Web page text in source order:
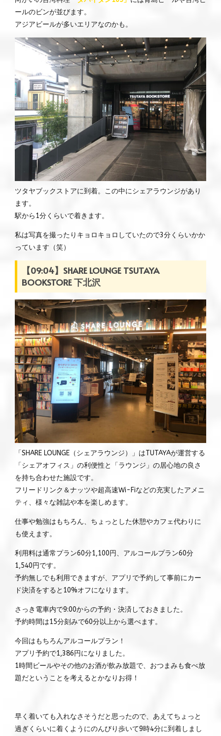
ールのビンが並びます。
アジアビールが多いエリアなのかも。
ツタヤブックストアに到着。この中にシェアラウンジがあり
ます。
駅から1分くらいで着きます。
私は写真を撮ったりキョロキョロしていたので3分くらいかか
っています（笑）
【09:04】SHARE LOUNGE TSUTAYA
BOOKSTORE 下北沢
「SHARE LOUNGE（シェアラウンジ）」はTUTAYAが運営する
「シェアオフィス」の利便性と「ラウンジ」の居心地の良さ
を持ち合わせた施設です。
フリードリンク＆ナッツや超高速Wi-Fiなどの充実したアメニ
ティ、様々な雑誌や本を楽しめます。
仕事や勉強はもちろん、ちょっとした休憩やカフェ代わりに
も使えます。
利用料は通常プラン60分1,100円、アルコールプラン60分
1,540円です。
予約無しでも利用できますが、アプリで予約して事前にカー
ド決済をすると10%オフになります。
さっき電車内で9:00からの予約・決済しておきました。
予約時間は15分刻みで60分以上から選べます。
今回はもちろんアルコールプラン！
アプリ予約で1,386円になりました。
1時間ビールやその他のお酒が飲み放題で、おつまみも食べ放
題だということを考えるとかなりお得！
早く着いても入れなさそうだと思ったので、あえてちょっと
過ぎくらいに着くようにのんびり歩いて9時4分に到着しまし